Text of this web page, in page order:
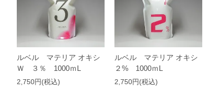
ルベル マテリア オキシ
Ｗ ３％ 1000ｍL
2,750円(税込)
ルベル マテリア オキシ
２% 1000ｍL
2,750円(税込)